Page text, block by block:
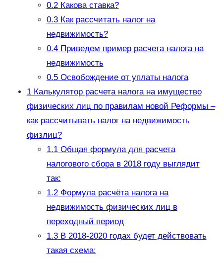
0.2Какова ставка?
0.3Как рассчитать налог на
недвижимость?
0.4Приведем пример расчета налога на
недвижимость
0.5Освобождение от уплаты налога
1Калькулятор расчета налога на имущество
физических лиц по правилам новой Реформы –
как рассчитывать налог на недвижимость
физлиц?
1.1Общая формула для расчета
налогового сбора в 2018 году выглядит
так:
1.2Формула расчёта налога на
недвижимость физических лиц в
переходный период
1.3В 2018-2020 годах будет действовать
такая схема: